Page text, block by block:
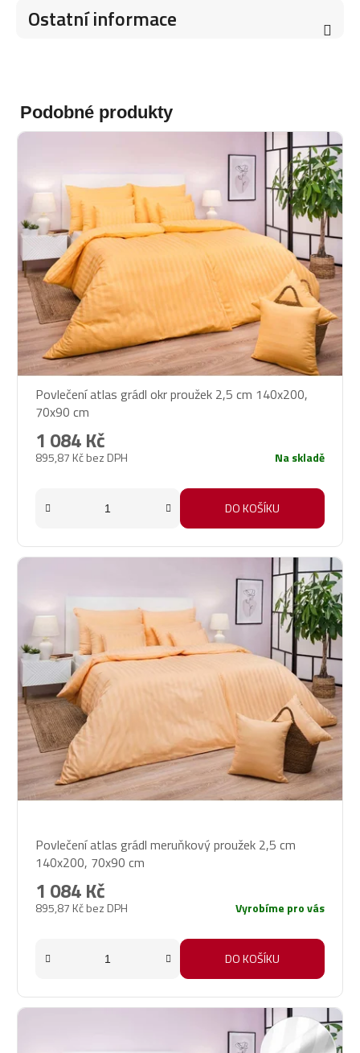
Ostatní informace
Podobné produkty
Povlečení atlas grádl okr proužek 2,5 cm 140x200,
70x90 cm
895,87 Kč bez DPH
1 084 Kč
Na skladě
DO KOŠÍKU
hodnocení
produktu
je
5,0
hvězdiček.
Povlečení atlas grádl meruňkový proužek 2,5 cm
140x200, 70x90 cm
895,87 Kč bez DPH
1 084 Kč
Vyrobíme pro vás
DO KOŠÍKU